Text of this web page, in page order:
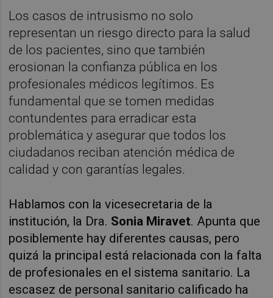
Los casos de intrusismo no solo
representan un riesgo directo para la salud
de los pacientes, sino que también
erosionan la confianza pública en los
profesionales médicos legítimos. Es
fundamental que se tomen medidas
contundentes para erradicar esta
problemática y asegurar que todos los
ciudadanos reciban atención médica de
calidad y con garantías legales.
Hablamos con la vicesecretaria de la
institución, la Dra. Sonia Miravet. Apunta que
posiblemente hay diferentes causas, pero
quizá la principal está relacionada con la falta
de profesionales en el sistema sanitario. La
escasez de personal sanitario calificado ha